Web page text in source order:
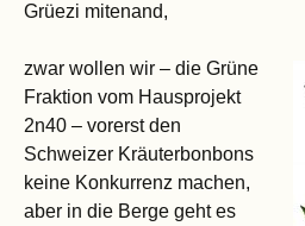
Grüezi mitenand,
zwar wollen wir – die Grüne
Fraktion vom Hausprojekt
2n40 – vorerst den
Schweizer Kräuterbonbons
keine Konkurrenz machen,
aber in die Berge geht es